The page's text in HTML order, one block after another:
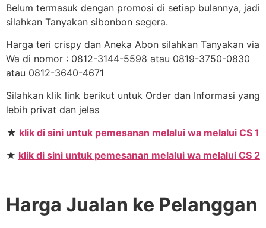
Belum termasuk dengan promosi di setiap bulannya, jadi
silahkan Tanyakan sibonbon segera.
Harga teri crispy dan Aneka Abon silahkan Tanyakan via
Wa di nomor : 0812-3144-5598 atau 0819-3750-0830
atau 0812-3640-4671
Silahkan klik link berikut untuk Order dan Informasi yang
lebih privat dan jelas
★ klik di sini untuk pemesanan melalui wa melalui CS 1
★ klik di sini untuk pemesanan melalui wa melalui CS 2
Harga Jualan ke Pelanggan